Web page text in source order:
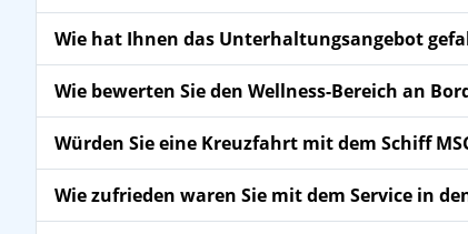
Wie hat Ihnen das Unterhaltungsangebot
Wie bewerten Sie den Wellness-Bereich an
Würden Sie eine Kreuzfahrt mit dem Schiff
Wie zufrieden waren Sie mit dem Service in